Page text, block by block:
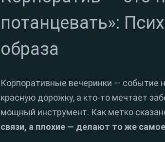
потанцевать»:
образа
Корпоративные вечеринки — событие
красную дорожку, а кто-то мечтает
мощный инструмент. Как метко
связи, а плохие — делают то же